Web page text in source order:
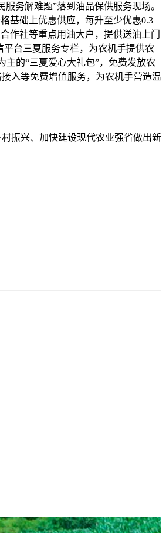
务解难题”落到油品保供服务现场。
基础上优惠供应，每升至少优惠0.3
作社等重点用油大户，提供送油上门
台三夏服务专栏，为农机手提供农
的“三夏爱心大礼包”，免费发放农
入等免费增值服务，为农机手营造温
振兴、加快建设现代农业强省做出新